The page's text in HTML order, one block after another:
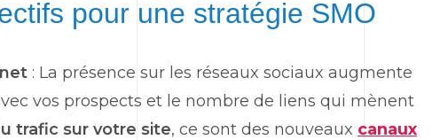
pour une stratégie SMO
: La présence sur les réseaux sociaux augmente
vos prospects et le nombre de liens qui mènent
trafic sur votre site, ce sont des nouveaux canaux